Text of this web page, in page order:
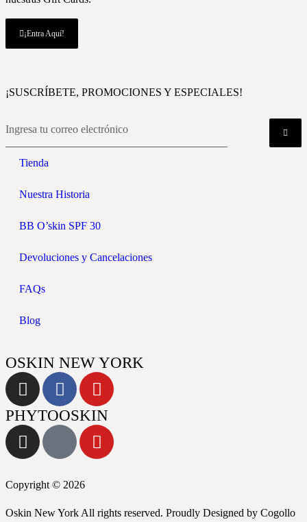
¡Entra Aquí!
¡SUSCRÍBETE, PROMOCIONES Y ESPECIALES!
Tienda
Nuestra Historia
BB O’skin SPF 30
Devoluciones y Cancelaciones
FAQs
Blog
OSKIN NEW YORK
PHYTOOSKIN
Copyright © 2026
Oskin New York All rights reserved. Proudly Designed by Cogollo